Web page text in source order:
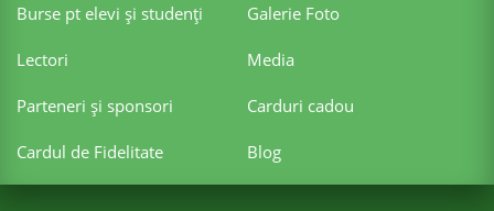
Burse pt elevi şi studenţi Galerie Foto
Lectori Media
Parteneri şi sponsori Carduri cadou
Cardul de Fidelitate Blog